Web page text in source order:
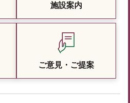
施設案内
ご意見・ご提案